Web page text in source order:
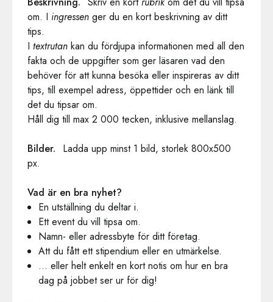
om. I ingressen ger du en kort beskrivning av ditt
tips.
I textrutan kan du fördjupa informationen med all den
fakta och de uppgifter som ger läsaren vad den
behöver för att kunna besöka eller inspireras av ditt
tips, till exempel adress, öppettider och en länk till
det du tipsar om.
Håll dig till max 2 000 tecken, inklusive mellanslag.
Bilder.
Ladda upp minst 1 bild, storlek 800x500
px.
Vad är en bra nyhet?
En utställning du deltar i.
Ett event du vill tipsa om.
Namn- eller adressbyte för ditt företag.
Att du fått ett stipendium eller en utmärkelse.
... eller helt enkelt en kort notis om hur en bra
dag på jobbet ser ur för dig!